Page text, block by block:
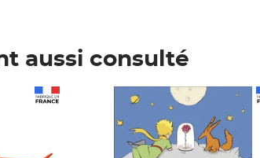
aussi consulté
Prix 7,50€